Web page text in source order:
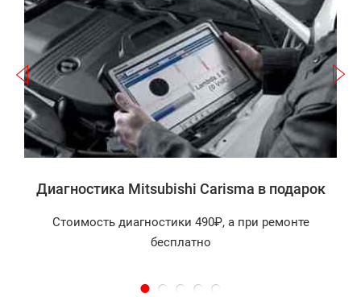
Записаться
Диагностика Mitsubishi Carisma в подарок
Стоимость диагностики 490₽, а при ремонте
бесплатно